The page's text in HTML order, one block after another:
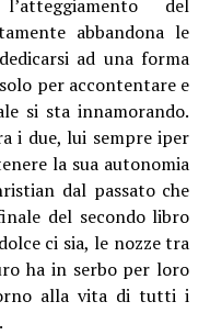
del
abbandona le
ad una forma
per accontentare e
si sta innamorando.
i due, lui sempre iper
la sua autonomia
dal passato che
del secondo libro
ci sia, le nozze tra
ha in serbo per loro
alla vita di tutti i